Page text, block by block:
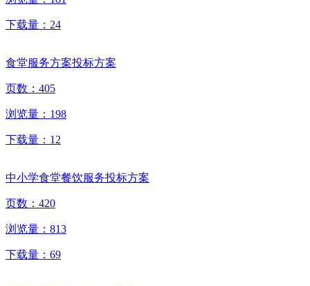
下载量： 24
食堂服务方案投标方案
页数： 405
浏览量： 198
下载量： 12
中小学食堂餐饮服务投标方案
页数： 420
浏览量： 813
下载量： 69